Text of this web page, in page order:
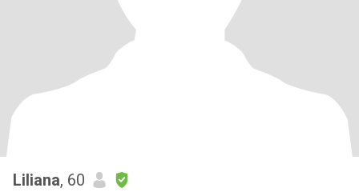
Liliana, 60